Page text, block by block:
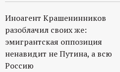
Иноагент Крашенинников
разоблачил своих же:
эмигрантская оппозиция
ненавидит не Путина, а всю
Россию